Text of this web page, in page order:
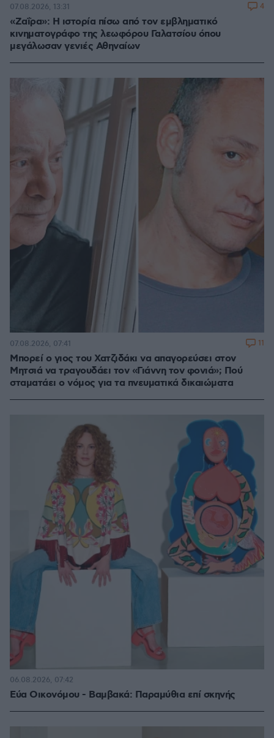
«Ζαΐρα»: Η ιστορία πίσω από τον εμβληματικό
κινηματογράφο της λεωφόρου Γαλατσίου όπου
μεγάλωσαν γενιές Αθηναίων
07.08.2026, 13:31 4
Μπορεί ο γιος του Χατζιδάκι να απαγορεύσει στον
Μητσιά να τραγουδάει τον «Γιάννη τον φονιά»; Πού
σταματάει ο νόμος για τα πνευματικά δικαιώματα
07.08.2026, 07:41 11
Εύα Οικονόμου - Βαμβακά: Παραμύθια επί σκηνής
06.08.2026, 07:42